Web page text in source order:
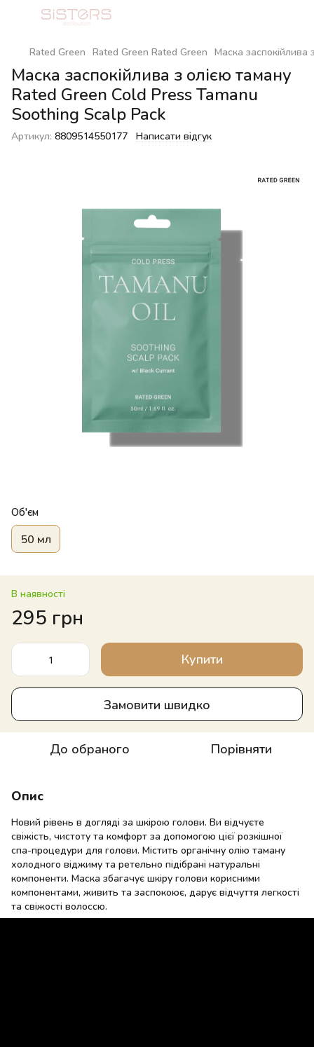
Rated Green Rated Green Rated Green Маска заспокійлива
Маска заспокійлива з олією таману
Rated Green Cold Press Tamanu
Soothing Scalp Pack
Артикул: 8809514550177 Написати відгук
Об'єм
50 мл
В наявності
295 грн
Купити
Замовити швидко
До обраного Порівняти
Опис
Новий рівень в догляді за шкірою голови. Ви відчуєте
свіжість, чистоту та комфорт за допомогою цієї розкішної
спа-процедури для голови. Містить органічну олію таману
холодного віджиму та ретельно підібрані натуральні
компоненти. Маска збагачує шкіру голови корисними
компонентами, живить та заспокоює, дарує відчуття легкості
та свіжості волоссю.